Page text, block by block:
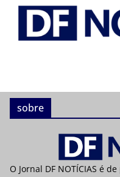
sobre
O Jornal DF NOTÍCIAS é